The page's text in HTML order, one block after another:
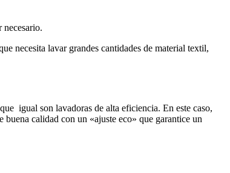
necesario.
necesita lavar grandes cantidades de material textil,
igual son lavadoras de alta eficiencia. En este caso,
calidad con un «ajuste eco» que garantice un